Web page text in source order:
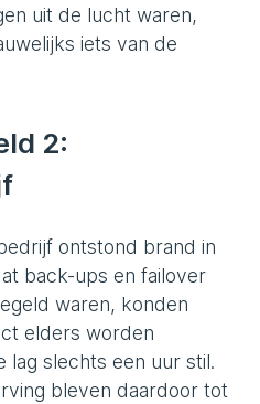
uit de lucht waren,
iets van de
2:
ontstond brand in
back-ups en failover
waren, konden
elders worden
slechts een uur stil.
bleven daardoor tot